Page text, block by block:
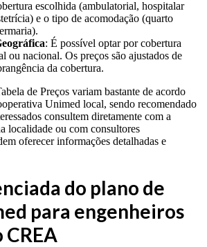
escolhida (ambulatorial, hospitalar
e o tipo de acomodação (quarto
: É possível optar por cobertura
ou nacional. Os preços são ajustados de
da cobertura.
de Preços variam bastante de acordo
Unimed local, sendo recomendado
consultem diretamente com a
localidade ou com consultores
oferecer informações detalhadas e
do plano de
para engenheiros